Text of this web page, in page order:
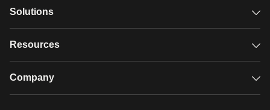
Overview
Glossary
Solutions
GDPR video hosting
Resources
Case studies
Company